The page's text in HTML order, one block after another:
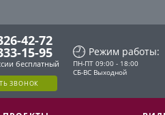
42-72
15-95
бесплатный
ЗВОНОК
Режим работы:
ПН-ПТ 09:00 - 18:00
СБ-ВС Выходной